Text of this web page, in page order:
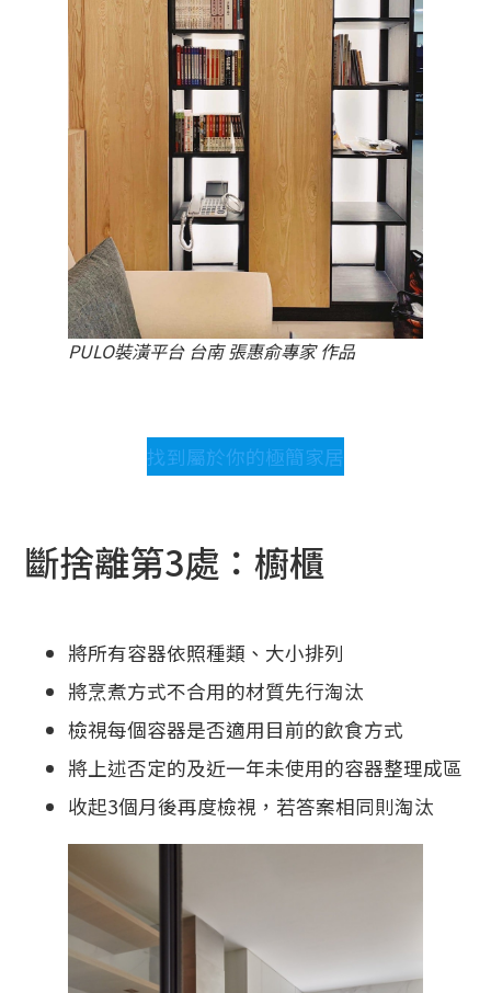
PULO裝潢平台 台南 張惠俞專家 作品
找到屬於你的極簡家居
斷捨離第3處：櫥櫃
將所有容器依照種類、大小排列
將烹煮方式不合用的材質先行淘汰
檢視每個容器是否適用目前的飲食方式
將上述否定的及近一年未使用的容器整理成區
收起3個月後再度檢視，若答案相同則淘汰